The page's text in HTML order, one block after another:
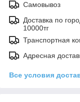
Самовывоз
Доставка по
10000тг
Транспортная
Адресная
Все условия